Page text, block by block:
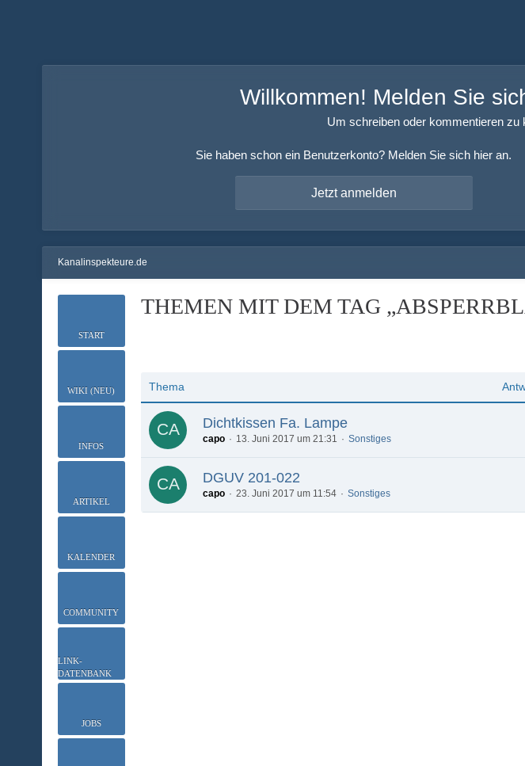
Willkommen! Melden Sie
Um schreiben oder kommentieren zu
Sie haben schon ein Benutzerkonto? Melden Sie sich hier an.
Jetzt anmelden
Kanalinspekteure.de
START
WIKI (NEU)
INFOS
ARTIKEL
KALENDER
COMMUNITY
LINK-
DATENBANK
JOBS
THEMEN MIT DEM TAG
Thema
Dichtkissen Fa. Lampe
capo 13. Juni 2017 um 21:31 Sonstiges
DGUV 201-022
capo 23. Juni 2017 um 11:54 Sonstiges